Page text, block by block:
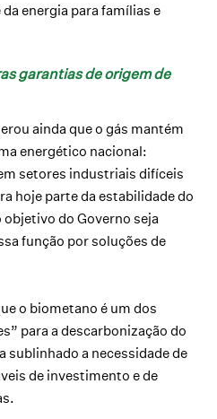
energia para famílias e
garantias de origem de
ainda que o gás mantém
energético nacional:
setores industriais difíceis
hoje parte da estabilidade do
do Governo seja
função por soluções de
o biometano é um dos
para a descarbonização do
sublinhado a necessidade de
de investimento e de